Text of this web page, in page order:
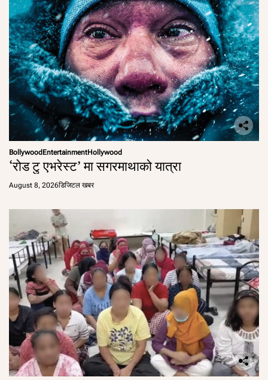
Bollywood EntertainmentHollywood
‘रोड टु एभरेस्ट’ मा सगरमाथाको यात्रा
August 8, 2026डिजिटल खबर